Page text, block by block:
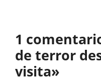
1
de terror
visita»